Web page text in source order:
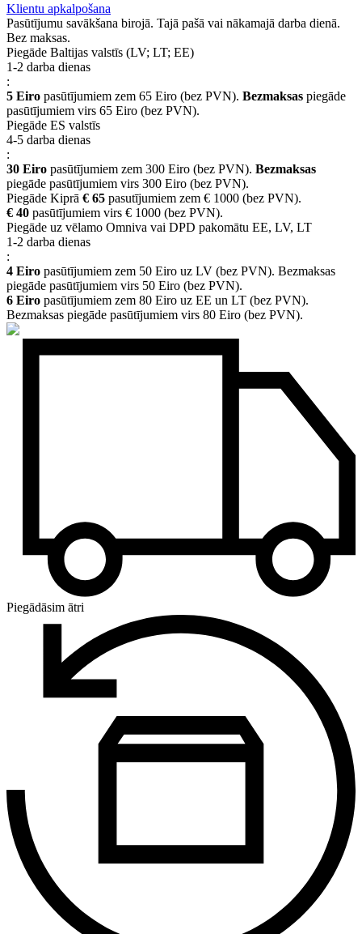
Klientu apkalpošana
Pasūtījumu savākšana birojā. Tajā pašā vai nākamajā darba dienā.
Bez maksas.
Piegāde Baltijas valstīs (LV; LT; EE)
1-2 darba dienas
:
5 Eiro pasūtījumiem zem 65 Eiro (bez PVN). Bezmaksas piegāde
pasūtījumiem virs 65 Eiro (bez PVN).
Piegāde ES valstīs
4-5 darba dienas
:
30 Eiro pasūtījumiem zem 300 Eiro (bez PVN). Bezmaksas
piegāde pasūtījumiem virs 300 Eiro (bez PVN).
Piegāde Kiprā € 65 pasutījumiem zem € 1000 (bez PVN).
€ 40 pasūtījumiem virs € 1000 (bez PVN).
Piegāde uz vēlamo Omniva vai DPD pakomātu EE, LV, LT
1-2 darba dienas
:
4 Eiro pasūtījumiem zem 50 Eiro uz LV (bez PVN). Bezmaksas
piegāde pasūtījumiem virs 50 Eiro (bez PVN).
6 Eiro pasūtījumiem zem 80 Eiro uz EE un LT (bez PVN).
Bezmaksas piegāde pasūtījumiem virs 80 Eiro (bez PVN).
Piegādāsim ātri